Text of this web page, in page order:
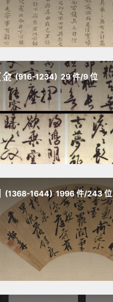
(916-1234) 29件/9 位
(1368-1644) 1996件/243位